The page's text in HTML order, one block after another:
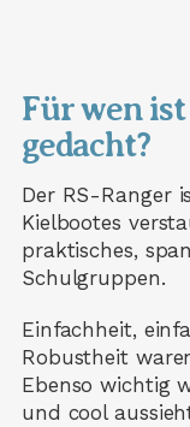
Für wen ist
gedacht?
Der RS-Ranger
Kielbootes
praktisches,
Schulgruppen.
Einfachheit,
Robustheit
Ebenso wichtig
und cool